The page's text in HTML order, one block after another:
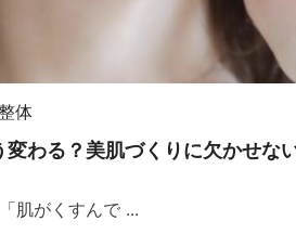
体
わる？美肌づくりに欠かせな
肌がくすんで ...